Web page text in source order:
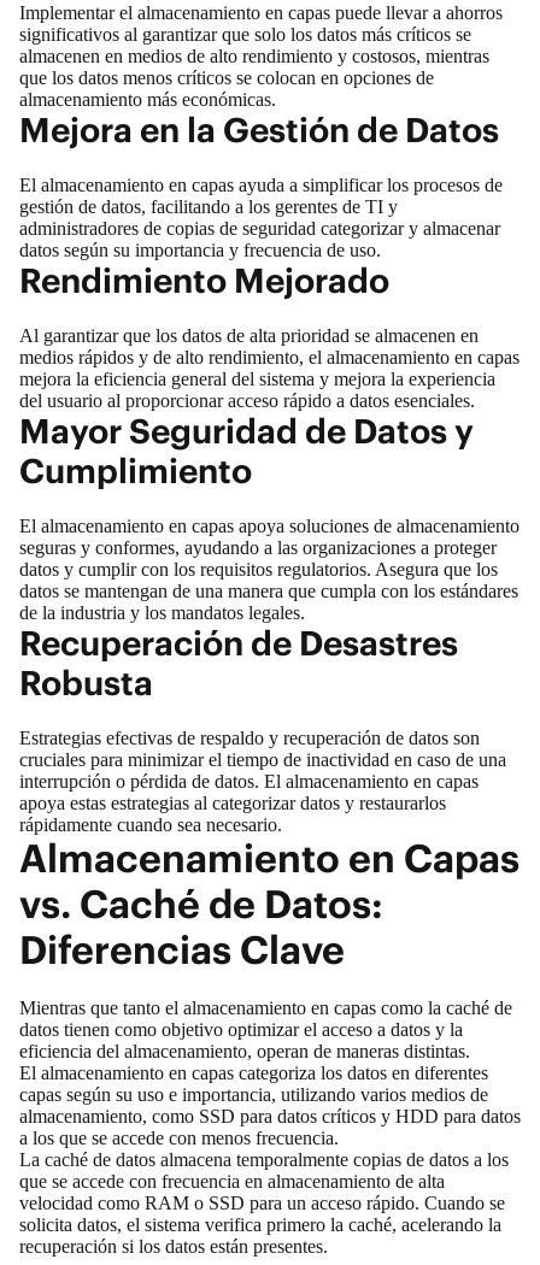
Implementar el almacenamiento en capas puede llevar a ahorros
significativos al garantizar que solo los datos más críticos se
almacenen en medios de alto rendimiento y costosos, mientras
que los datos menos críticos se colocan en opciones de
almacenamiento más económicas.
Mejora en la Gestión de Datos
El almacenamiento en capas ayuda a simplificar los procesos de
gestión de datos, facilitando a los gerentes de TI y
administradores de copias de seguridad categorizar y almacenar
datos según su importancia y frecuencia de uso.
Rendimiento Mejorado
Al garantizar que los datos de alta prioridad se almacenen en
medios rápidos y de alto rendimiento, el almacenamiento en capas
mejora la eficiencia general del sistema y mejora la experiencia
del usuario al proporcionar acceso rápido a datos esenciales.
Mayor Seguridad de Datos y
Cumplimiento
El almacenamiento en capas apoya soluciones de almacenamiento
seguras y conformes, ayudando a las organizaciones a proteger
datos y cumplir con los requisitos regulatorios. Asegura que los
datos se mantengan de una manera que cumpla con los estándares
de la industria y los mandatos legales.
Recuperación de Desastres
Robusta
Estrategias efectivas de respaldo y recuperación de datos son
cruciales para minimizar el tiempo de inactividad en caso de una
interrupción o pérdida de datos. El almacenamiento en capas
apoya estas estrategias al categorizar datos y restaurarlos
rápidamente cuando sea necesario.
Almacenamiento en Capas
vs. Caché de Datos:
Diferencias Clave
Mientras que tanto el almacenamiento en capas como la caché de
datos tienen como objetivo optimizar el acceso a datos y la
eficiencia del almacenamiento, operan de maneras distintas.
El almacenamiento en capas categoriza los datos en diferentes
capas según su uso e importancia, utilizando varios medios de
almacenamiento, como SSD para datos críticos y HDD para datos
a los que se accede con menos frecuencia.
La caché de datos almacena temporalmente copias de datos a los
que se accede con frecuencia en almacenamiento de alta
velocidad como RAM o SSD para un acceso rápido. Cuando se
solicita datos, el sistema verifica primero la caché, acelerando la
recuperación si los datos están presentes.